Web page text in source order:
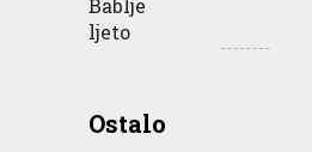
OstaloBusiness Good